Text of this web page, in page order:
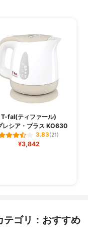
T-fal(ティファール)
レシア・プラス KO630
3.83(21)
¥3,842
テゴリ：おすすめ